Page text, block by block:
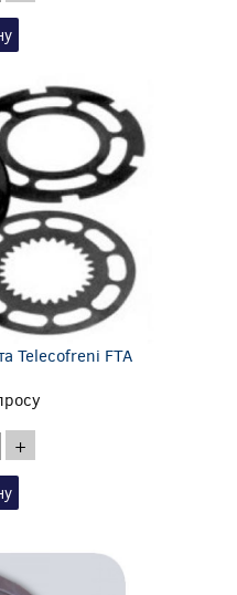
Telecofreni FTA
+